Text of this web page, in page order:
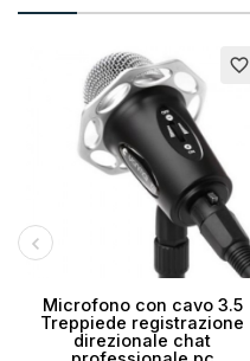
favorite_border
Microfono con cavo 3.5
Treppiede registrazione
direzionale chat